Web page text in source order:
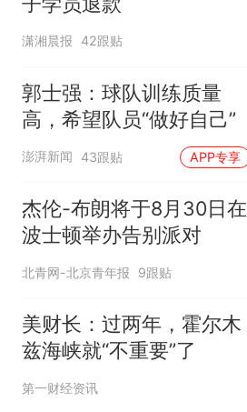
潇湘晨报 42跟贴
郭士强：球队训练质量
高，希望队员“做好自己”
澎湃新闻 43跟贴 APP专享
杰伦-布朗将于8月30日在
波士顿举办告别派对
北青网-北京青年报 9跟贴
美财长：过两年，霍尔木
兹海峡就“不重要”了
第一财经资讯